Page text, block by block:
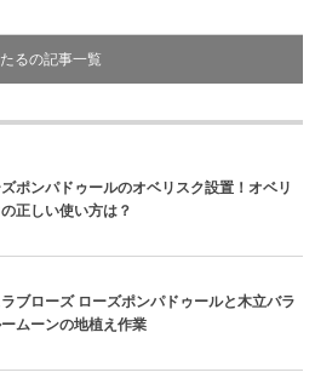
るの記事一覧
ズポンパドゥールのオベリスク設置！オベリ
正しい使い方は？
ブローズ ローズポンパドゥールと木立バラ
ムーンの地植え作業